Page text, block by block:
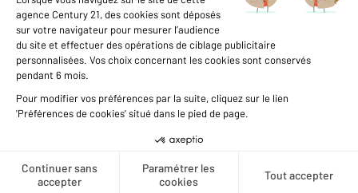
International
Nous contacter
Données personnelles
Gestionnaire des cookies